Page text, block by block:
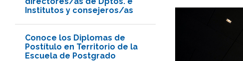
Institutos y consejeros/as
Conoce los Diplomas de
Postítulo en Territorio de la
Escuela de Postgrado